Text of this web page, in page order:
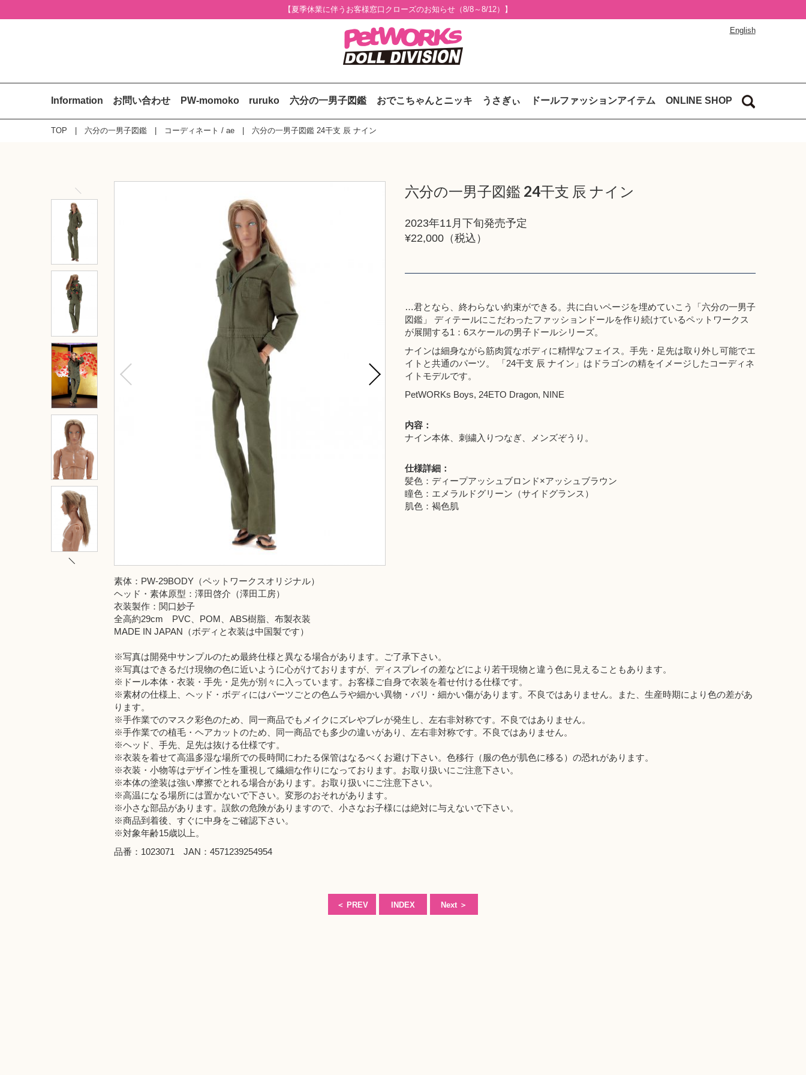
【夏季休業に伴うお客様窓口クローズのお知らせ（8/8～8/12）】
English
Information お問い合わせ PW-momoko ruruko 六分の一男子図鑑 おでこちゃんとニッキ うさぎぃ ドールファッションアイテム ONLINE SHOP
TOP 六分の一男子図鑑 コーディネート / ae 六分の一男子図鑑 24干支 辰 ナイン
六分の一男子図鑑 24干支 辰 ナイン
2023年11月下旬発売予定
¥22,000（税込）
…君となら、終わらない約束ができる。共に白いページを埋めていこう「六分の一男子
図鑑」 ディテールにこだわったファッションドールを作り続けているペットワークス
が展開する1：6スケールの男子ドールシリーズ。
ナインは細身ながら筋肉質なボディに精悍なフェイス。手先・足先は取り外し可能でエ
イトと共通のパーツ。 「24干支 辰 ナイン」はドラゴンの精をイメージしたコーディネ
イトモデルです。
PetWORKs Boys, 24ETO Dragon, NINE
内容：
ナイン本体、刺繍入りつなぎ、メンズぞうり。
仕様詳細：
髪色：ディープアッシュブロンド×アッシュブラウン
瞳色：エメラルドグリーン（サイドグランス）
肌色：褐色肌
素体：PW-29BODY（ペットワークスオリジナル）
ヘッド・素体原型：澤田啓介（澤田工房）
衣装製作：関口妙子
全高約29cm PVC、POM、ABS樹脂、布製衣装
MADE IN JAPAN（ボディと衣装は中国製です）
※写真は開発中サンプルのため最終仕様と異なる場合があります。ご了承下さい。
※写真はできるだけ現物の色に近いように心がけておりますが、ディスプレイの差などにより若干現物と違う色に見えることもあります。
※ドール本体・衣装・手先・足先が別々に入っています。お客様ご自身で衣装を着せ付ける仕様です。
※素材の仕様上、ヘッド・ボディにはパーツごとの色ムラや細かい異物・バリ・細かい傷があります。不良ではありません。また、生産時期により色の差があ
ります。
※手作業でのマスク彩色のため、同一商品でもメイクにズレやブレが発生し、左右非対称です。不良ではありません。
※手作業での植毛・ヘアカットのため、同一商品でも多少の違いがあり、左右非対称です。不良ではありません。
※ヘッド、手先、足先は抜ける仕様です。
※衣装を着せて高温多湿な場所での長時間にわたる保管はなるべくお避け下さい。色移行（服の色が肌色に移る）の恐れがあります。
※衣装・小物等はデザイン性を重視して繊細な作りになっております。お取り扱いにご注意下さい。
※本体の塗装は強い摩擦でとれる場合があります。お取り扱いにご注意下さい。
※高温になる場所には置かないで下さい。変形のおそれがあります。
※小さな部品があります。誤飲の危険がありますので、小さなお子様には絶対に与えないで下さい。
※商品到着後、すぐに中身をご確認下さい。
※対象年齢15歳以上。
品番：1023071 JAN：4571239254954
＜ PREV INDEX Next ＞